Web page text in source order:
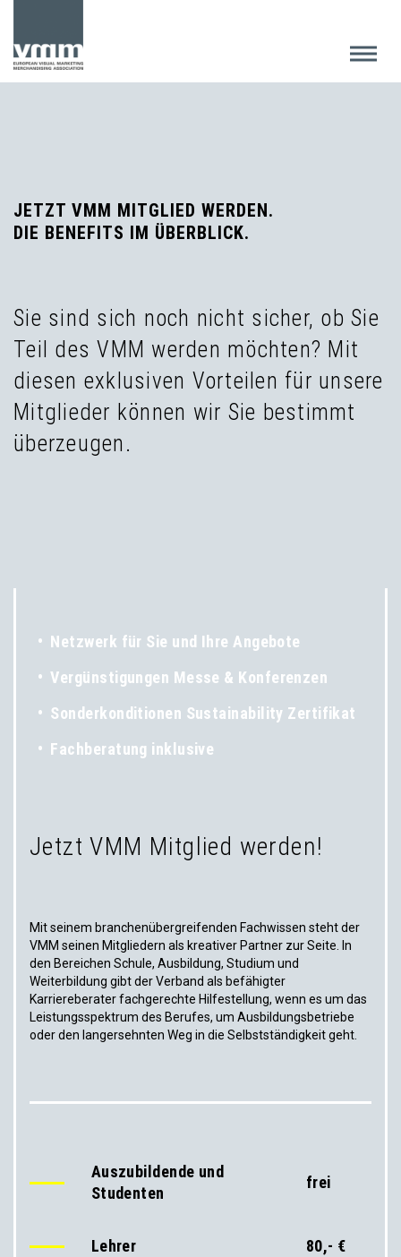
JETZT VMM MITGLIED WERDEN.
DIE BENEFITS IM ÜBERBLICK.
Sie sind sich noch nicht sicher, ob Sie
Teil des VMM werden möchten? Mit
diesen exklusiven Vorteilen für unsere
Mitglieder können wir Sie bestimmt
überzeugen.
• Netzwerk für Sie und Ihre Angebote
• Vergünstigungen Messe & Konferenzen
• Sonderkonditionen Sustainability Zertifikat
• Fachberatung inklusive
Jetzt VMM Mitglied werden!
Mit seinem branchenübergreifenden Fachwissen steht der
VMM seinen Mitgliedern als kreativer Partner zur Seite. In
den Bereichen Schule, Ausbildung, Studium und
Weiterbildung gibt der Verband als befähigter
Karriereberater fachgerechte Hilfestellung, wenn es um das
Leistungsspektrum des Berufes, um Ausbildungsbetriebe
oder den langersehnten Weg in die Selbstständigkeit geht.
Auszubildende und
Studenten
frei
Lehrer 80,- €